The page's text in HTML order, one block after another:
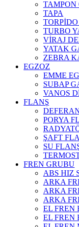
TAMPON
TAPA
TURBO
VİRAJ
YATAK
ZEBRA
EGZOZ
EMME
SUBAP
VANOS
FLANŞ
PORYA
ŞAFT
SU
FREN GRUBU
ABS HIZ
ARKA
ARKA
ARKA
EL FREN
EL FREN